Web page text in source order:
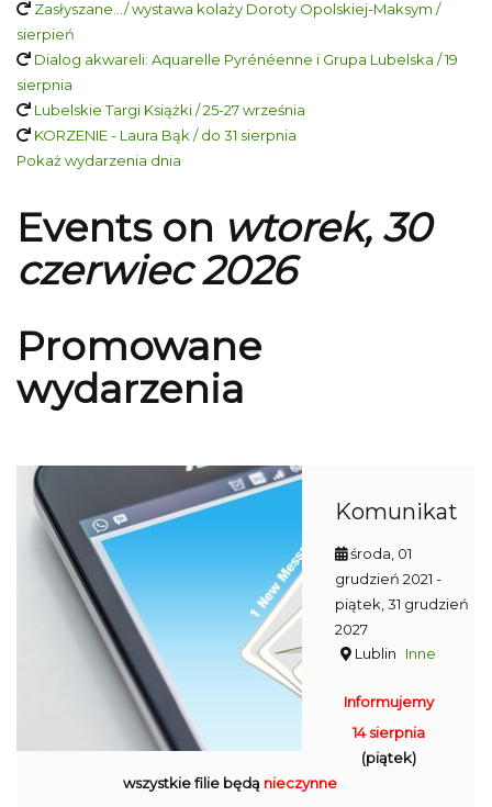
Zasłyszane…/ wystawa kolaży Doroty Opolskiej-Maksym /
sierpień
Dialog akwareli: Aquarelle Pyrénéenne i Grupa Lubelska / 19
sierpnia
Lubelskie Targi Książki / 25-27 września
KORZENIE - Laura Bąk / do 31 sierpnia
Pokaż wydarzenia dnia
Events on wtorek, 30
czerwiec 2026
Promowane
wydarzenia
Komunikat
środa, 01
grudzień 2021 -
piątek, 31 grudzień
2027
Lublin
Inne
Informujemy
14 sierpnia
(piątek)
wszystkie filie będą nieczynne